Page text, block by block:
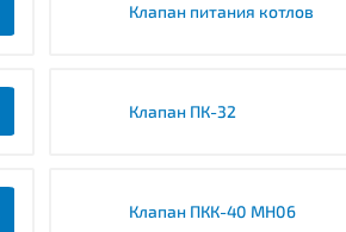
Клапан питания котлов
Клапан ПК-32
Клапан ПКК-40 МН06